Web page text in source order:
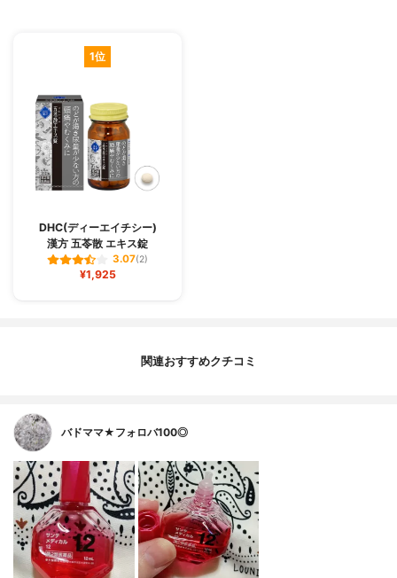
1位
DHC(ディーエイチシー)
漢方 五苓散 エキス錠
3.07(2)
¥1,925
関連おすすめクチコミ
バドママ★フォロバ100◎